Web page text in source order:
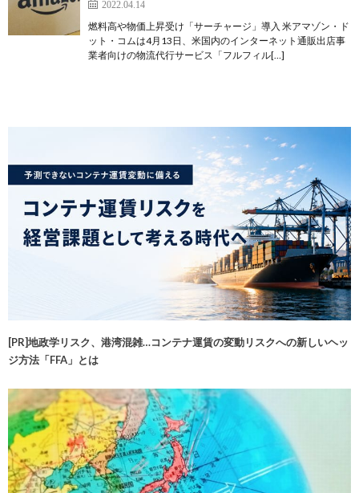
2022.04.14
燃料高や物価上昇受け「サーチャージ」導入 米アマゾン・ド
ット・コムは4月13日、米国内のインターネット通販出店事
業者向けの物流代行サービス「フルフィル[…]
[PR]地政学リスク、港湾混雑…コンテナ運賃の変動リスクへの新しいヘッ
ジ方法「FFA」とは